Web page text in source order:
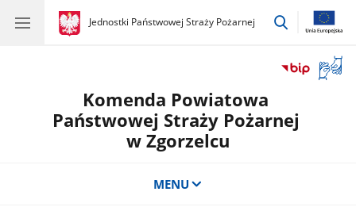
gov.pl
Jednostki Państwowej Straży Pożarnej
gov.pl
Jednostki
przejdź
okno
Komenda Powiatowa
Państwowej Straży Pożarnej
w Zgorzelcu
MENU